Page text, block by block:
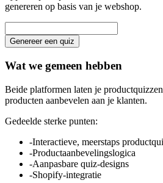
genereren op basis van je webshop.
Genereer een quiz
Wat we gemeen hebben
Beide platformen laten je
producten aanbevelen aan je klanten.
Gedeelde sterke punten:
-Interactieve, meerstaps
-Productaanbevelingslogica
-Aanpasbare quiz-designs
-Shopify-integratie